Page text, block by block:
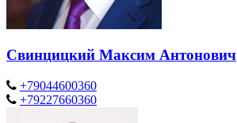
Свинцицкий Максим Антонович
+79044600360
+79227660360